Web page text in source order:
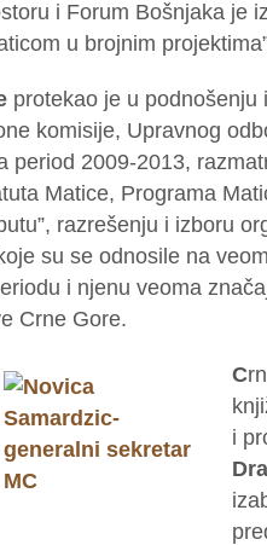
i Forum Bošnjaka je
u brojnim
protekao je u podnošenju
komisije, Upravnog
period 2009-2013,
Matice, Programa
razrešenju i izboru
su se odnosile na
i njenu veoma
Crne Gore.
C
i